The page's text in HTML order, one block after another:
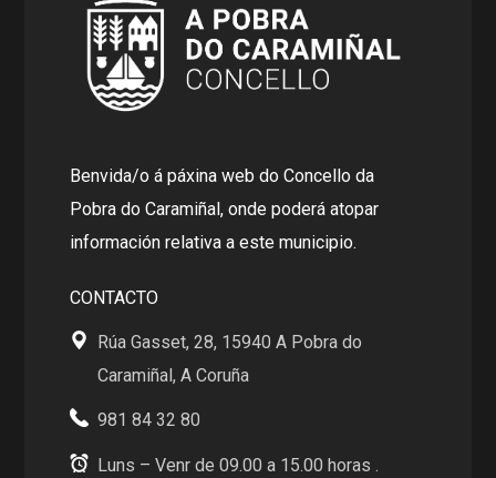
Benvida/o á páxina web do Concello da
Pobra do Caramiñal, onde poderá atopar
información relativa a este municipio.
CONTACTO
Rúa Gasset, 28, 15940 A Pobra do
Caramiñal, A Coruña
981 84 32 80
Luns – Venr de 09.00 a 15.00 horas .